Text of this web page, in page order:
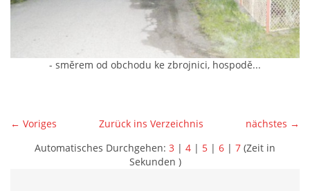
- směrem od obchodu ke zbrojnici, hospodě...
← Voriges nächstes →
Zurück ins Verzeichnis
Automatisches Durchgehen: 3 | 4 | 5 | 6 | 7 (Zeit in
Sekunden )